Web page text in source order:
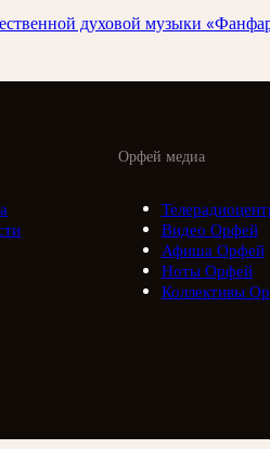
духовой музыки
Орфей медиа
Видео Орфей
Афиша Орфей
Ноты Орфей
Коллективы